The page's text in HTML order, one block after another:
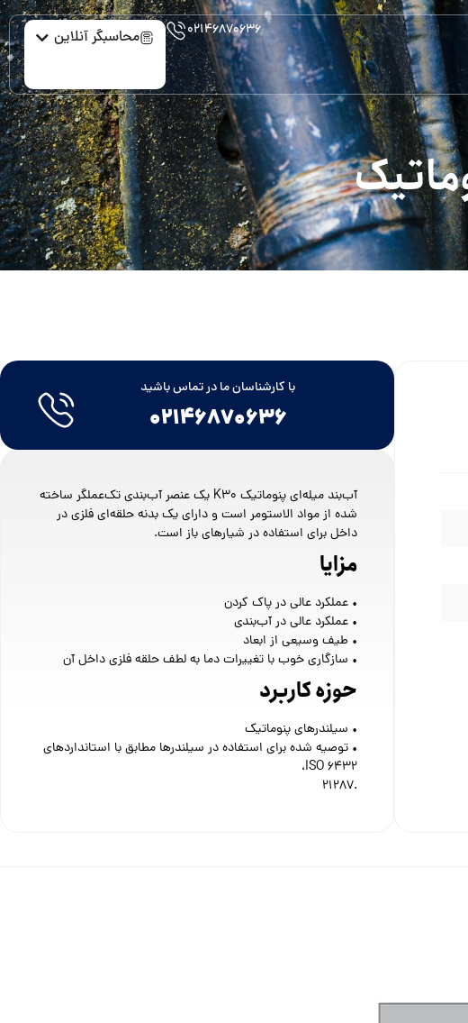
۰۲۱۴۶۸۷۰۶۳۶ محاسبگر آنلاین
با کارشناسان ما در تماس باشید
۰۲۱۴۶۸۷۰۶۳۶
آب‌بند میله‌ای پنوماتیک K30 یک عنصر آب‌بندی تک‌عملگر ساخته
شده از مواد الاستومر است و دارای یک بدنه حلقه‌ای فلزی در
داخل برای استفاده در شیارهای باز است.
مزایا
• عملکرد عالی در پاک کردن
• عملکرد عالی در آب‌بندی
• طیف وسیعی از ابعاد
• سازگاری خوب با تغییرات دما به لطف حلقه فلزی داخل آن
حوزه کاربرد
• سیلندرهای پنوماتیک
• توصیه شده برای استفاده در سیلندرها مطابق با استانداردهای
ISO 6432،
21287.